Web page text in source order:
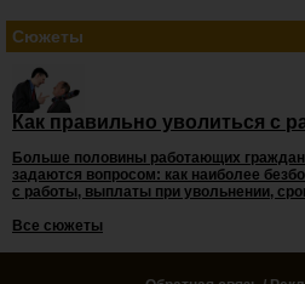
Сюжеты
Как правильно уволиться с
Больше половины работающих
задаются вопросом: как наиболее
с работы, выплаты при увольнении,
Все сюжеты